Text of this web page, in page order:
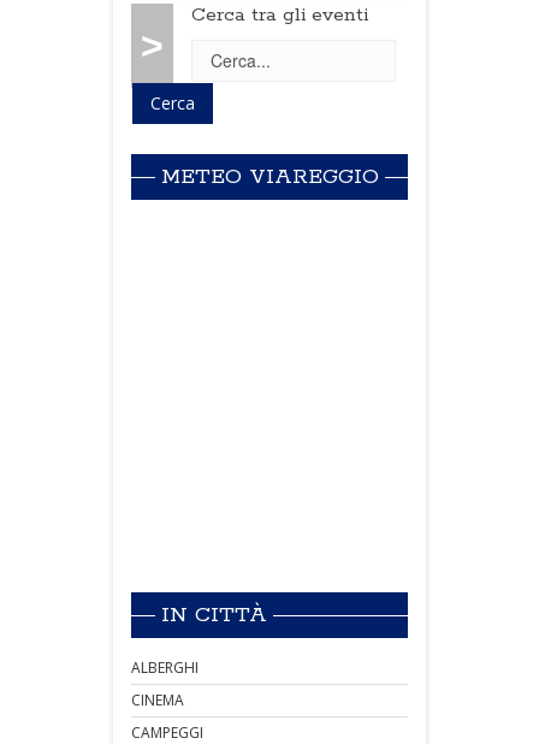
>
Cerca tra gli eventi
METEO VIAREGGIO
IN CITTÀ
ALBERGHI
CINEMA
CAMPEGGI